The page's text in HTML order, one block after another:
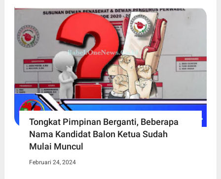
Tongkat Pimpinan Berganti, Beberapa
Nama Kandidat Balon Ketua Sudah
Mulai Muncul
Februari 24, 2024